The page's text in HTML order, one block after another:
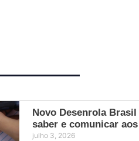
Novo Desenrola
saber e comunicar
julho 3, 2026